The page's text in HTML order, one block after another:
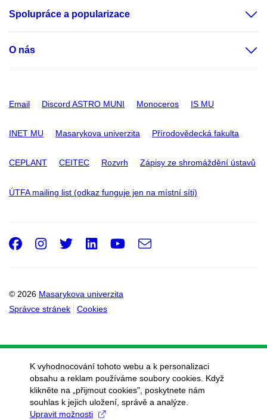
Spolupráce a popularizace
O nás
Email Discord ASTRO MUNI Monoceros IS MU
INET MU Masarykova univerzita Přírodovědecká fakulta
CEPLANT CEITEC Rozvrh Zápisy ze shromáždění ústavů
ÚTFA mailing list (odkaz funguje jen na místní síti)
© 2026 Masarykova univerzita
Správce stránek
Cookies
Facebook
Instagram
Twitter
LinkedIn
Youtube
e-
K vyhodnocování tohoto webu a k personalizaci
obsahu a reklam používáme soubory cookies. Když
klikněte na „přijmout cookies", poskytnete nám
souhlas k jejich uložení, správě a analýze.
Upravit možnosti